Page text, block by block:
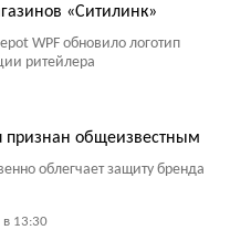
«Ситилинк»
WPF обновило логотип
ритейлера
признан общеизвестным
облегчает защиту бренда
13:30